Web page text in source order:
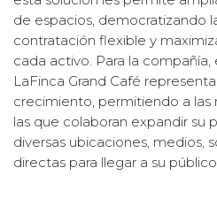
de espacios, democratizando
contratación flexible y
cada activo. Para la
LaFinca Grand Café
crecimiento, permitiendo a las
las que colaboran expandir su
diversas ubicaciones, medios,
directas para llegar a su